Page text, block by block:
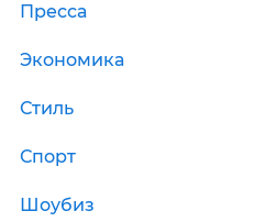
Пресса
Экономика
Стиль
Спорт
Шоубиз